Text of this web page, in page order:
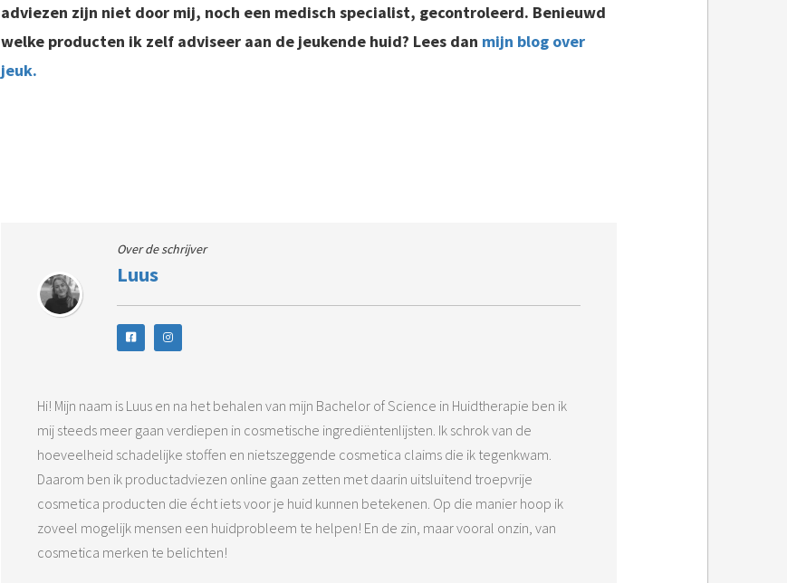
adviezen zijn niet door mij, noch een medisch specialist, gecontroleerd. Benieuwd
welke producten ik zelf adviseer aan de jeukende huid? Lees dan mijn blog over
jeuk.
Over de schrijver
Luus
Hi! Mijn naam is Luus en na het behalen van mijn Bachelor of Science in Huidtherapie ben ik
mij steeds meer gaan verdiepen in cosmetische ingrediëntenlijsten. Ik schrok van de
hoeveelheid schadelijke stoffen en nietszeggende cosmetica claims die ik tegenkwam.
Daarom ben ik productadviezen online gaan zetten met daarin uitsluitend troepvrije
cosmetica producten die écht iets voor je huid kunnen betekenen. Op die manier hoop ik
zoveel mogelijk mensen een huidprobleem te helpen! En de zin, maar vooral onzin, van
cosmetica merken te belichten!